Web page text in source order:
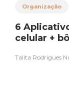
Organização
6
celular +
Talita Rodrigues